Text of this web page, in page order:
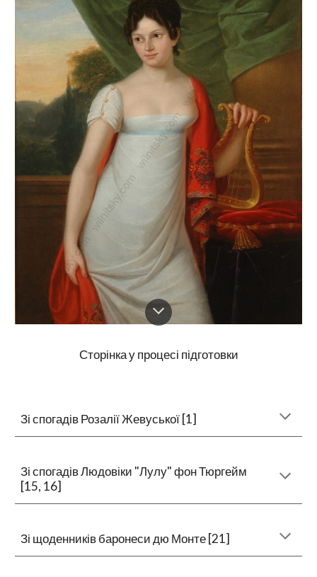
Сторінка у процесі підготовки
Зі спогадів Розалії Жевуської [1]
Зі спогадів Людовіки "Лулу" фон Тюргейм
[15, 16]
Зі щоденниківбаронеси дю Монте [21]